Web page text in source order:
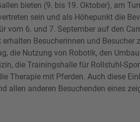
bieten (9. bis 19. Oktober), am
sein und als Höhepunkt die
vom 6. und 7. September auf den
erhalten Besucherinnen und Besucher
die Nutzung von Robotik, den
die Trainingshalle für Rollstuhl-
Therapie mit Pferden. Auch diese
allen anderen Besuchenden eines